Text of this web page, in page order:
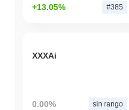
+13.05% #385
XXXAi
0.00% sin rango